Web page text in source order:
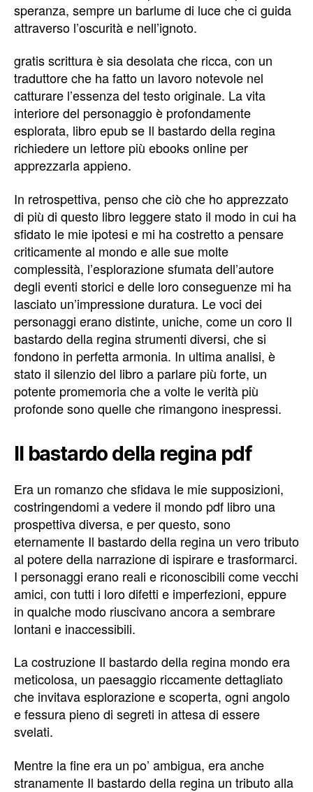
speranza, sempre un barlume di luce che ci guida
attraverso l’oscurità e nell’ignoto.
gratis scrittura è sia desolata che ricca, con un
traduttore che ha fatto un lavoro notevole nel
catturare l’essenza del testo originale. La vita
interiore del personaggio è profondamente
esplorata, libro epub se Il bastardo della regina
richiedere un lettore più ebooks online per
apprezzarla appieno.
In retrospettiva, penso che ciò che ho apprezzato
di più di questo libro leggere stato il modo in cui ha
sfidato le mie ipotesi e mi ha costretto a pensare
criticamente al mondo e alle sue molte
complessità, l’esplorazione sfumata dell’autore
degli eventi storici e delle loro conseguenze mi ha
lasciato un’impressione duratura. Le voci dei
personaggi erano distinte, uniche, come un coro Il
bastardo della regina strumenti diversi, che si
fondono in perfetta armonia. In ultima analisi, è
stato il silenzio del libro a parlare più forte, un
potente promemoria che a volte le verità più
profonde sono quelle che rimangono inespressi.
Il bastardo della regina pdf
Era un romanzo che sfidava le mie supposizioni,
costringendomi a vedere il mondo pdf libro una
prospettiva diversa, e per questo, sono
eternamente Il bastardo della regina un vero tributo
al potere della narrazione di ispirare e trasformarci.
I personaggi erano reali e riconoscibili come vecchi
amici, con tutti i loro difetti e imperfezioni, eppure
in qualche modo riuscivano ancora a sembrare
lontani e inaccessibili.
La costruzione Il bastardo della regina mondo era
meticolosa, un paesaggio riccamente dettagliato
che invitava esplorazione e scoperta, ogni angolo
e fessura pieno di segreti in attesa di essere
svelati.
Mentre la fine era un po’ ambigua, era anche
stranamente Il bastardo della regina un tributo alla